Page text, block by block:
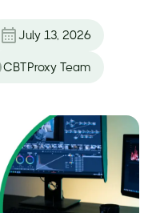
July 13, 2026
CBTProxy Team